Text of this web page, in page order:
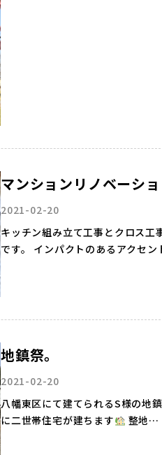
マンションリノベーシ
2021-02-20
キッチン組み立て工事とクロス工事が始まりました。 キッチン
です。 インパクトのあるアクセン
地鎮祭。
2021-02-20
八幡東区にて建てられるS様の地鎮祭が
に二世帯住宅が建ちます
整地…